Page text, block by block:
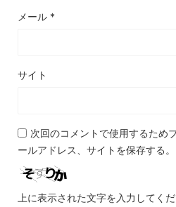
メール *
サイト
次回のコメントで使用するため
ールアドレス、サイトを保存する。
上に表示された文字を入力してくだ